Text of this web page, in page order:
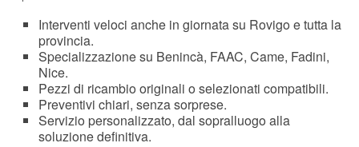
Interventi veloci anche in giornata su Rovigo e tutta la
provincia.
Specializzazione su Benincà, FAAC, Came, Fadini,
Nice.
Pezzi di ricambio originali o selezionati compatibili.
Preventivi chiari, senza sorprese.
Servizio personalizzato, dal sopralluogo alla
soluzione definitiva.